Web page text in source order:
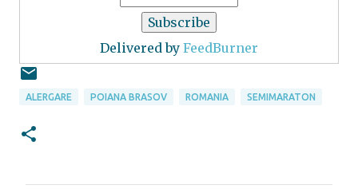
Delivered by FeedBurner
ALERGARE POIANA BRASOV ROMANIA SEMIMARATON